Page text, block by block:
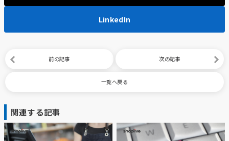
LinkedIn
前の記事 次の記事
一覧へ戻る
関連する記事